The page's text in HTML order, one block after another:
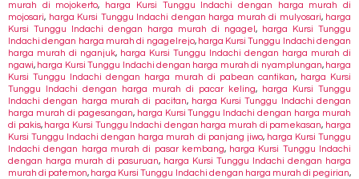
murah di mojokerto,
harga Kursi Tunggu Indachi dengan harga murah di
mojosari, harga Kursi Tunggu Indachi dengan harga murah di mulyosari, harga
Kursi Tunggu Indachi dengan harga murah di ngagel ,
harga Kursi Tunggu
Indachi dengan harga murah di ngagelrejo, harga Kursi Tunggu Indachi dengan
harga murah di nganjuk, harga Kursi Tunggu Indachi dengan harga murah di
ngawi, harga Kursi Tunggu Indachi dengan harga murah di nyamplungan, harga
Kursi Tunggu Indachi dengan harga murah di pabean cantikan,
harga Kursi
Tunggu Indachi dengan harga murah di pacar keling,
harga Kursi Tunggu
Indachi dengan harga murah di pacitan, harga Kursi Tunggu Indachi dengan
harga murah di pagesangan, harga Kursi Tunggu Indachi dengan harga murah
di pakis, harga Kursi Tunggu Indachi dengan harga murah di pamekasan, harga
Kursi Tunggu Indachi dengan harga murah di panjang jiwo, harga Kursi Tunggu
Indachi dengan harga murah di pasar kembang, harga Kursi Tunggu Indachi
dengan harga murah di pasuruan, harga Kursi Tunggu Indachi dengan harga
murah di patemon, harga Kursi Tunggu Indachi dengan harga murah di pegirian,